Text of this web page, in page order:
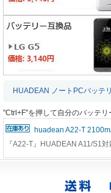
HUADEAN ノートPCバッテ
"Ctrl+F"を押して自分のバッテ
huadean A22-T
『A22-T』HUADEAN A11/S1